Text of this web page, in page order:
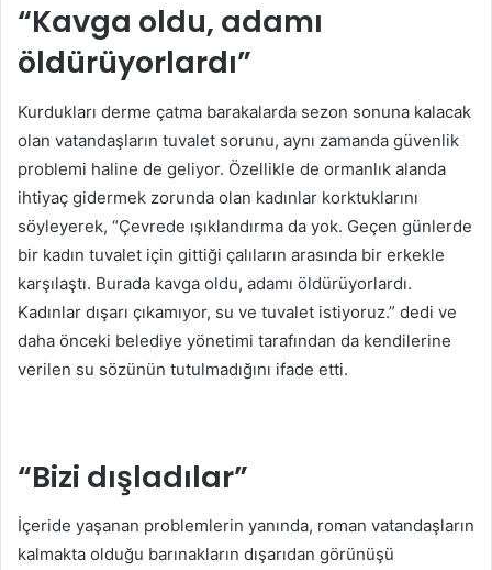
“Kavga oldu, adamı
öldürüyorlardı”
Kurdukları derme çatma barakalarda sezon sonuna kalacak
olan vatandaşların tuvalet sorunu, aynı zamanda güvenlik
problemi haline de geliyor. Özellikle de ormanlık alanda
ihtiyaç gidermek zorunda olan kadınlar korktuklarını
söyleyerek, “Çevrede ışıklandırma da yok. Geçen günlerde
bir kadın tuvalet için gittiği çalıların arasında bir erkekle
karşılaştı. Burada kavga oldu, adamı öldürüyorlardı.
Kadınlar dışarı çıkamıyor, su ve tuvalet istiyoruz.” dedi ve
daha önceki belediye yönetimi tarafından da kendilerine
verilen su sözünün tutulmadığını ifade etti.
“Bizi dışladılar”
İçeride yaşanan problemlerin yanında, roman vatandaşların
kalmakta olduğu barınakların dışarıdan görünüşü